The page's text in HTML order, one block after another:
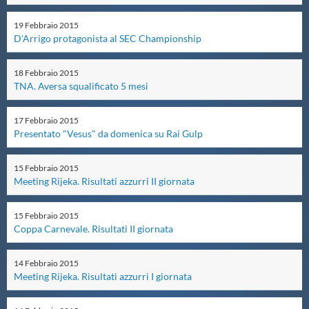
Master
Formazione
GUG
Scuole Nuoto
Propaganda
Centri Federali
Area Legislativa
19 Febbraio2015
D'Arrigo protagonista al SEC Championship
18 Febbraio2015
TNA. Aversa squalificato 5 mesi
17 Febbraio2015
Presentato "Vesus" da domenica su Rai Gulp
15 Febbraio2015
Meeting Rijeka. Risultati azzurri II giornata
15 Febbraio2015
Coppa Carnevale. Risultati II giornata
14 Febbraio2015
Meeting Rijeka. Risultati azzurri I giornata